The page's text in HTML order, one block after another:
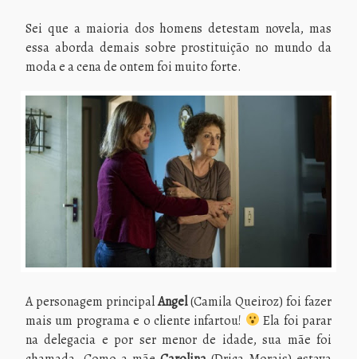
Sei que a maioria dos homens detestam novela, mas
essa aborda demais sobre prostituição no mundo da
moda e a cena de ontem foi muito forte.
A personagem principalAngel(Camila Queiroz) foi fazer
mais um programa e o cliente infartou!
Ela foi parar
na delegacia e por ser menor de idade, sua mãe foi